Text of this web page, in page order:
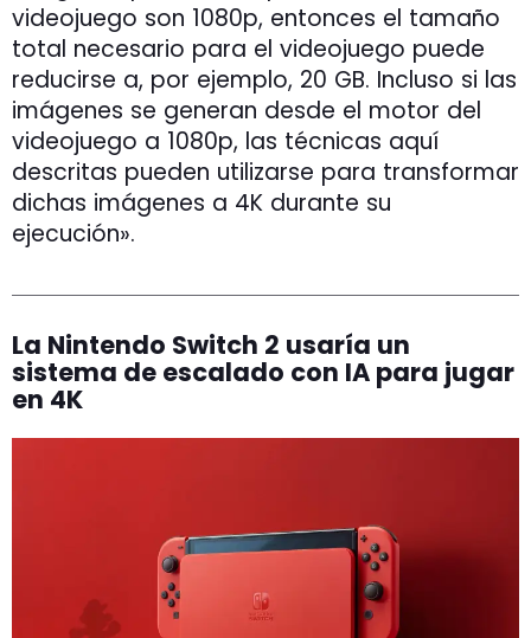
videojuego son 1080p, entonces el tamaño
total necesario para el videojuego puede
reducirse a, por ejemplo, 20 GB. Incluso si las
imágenes se generan desde el motor del
videojuego a 1080p, las técnicas aquí
descritas pueden utilizarse para transformar
dichas imágenes a 4K durante su
ejecución».
La Nintendo Switch 2 usaría un
sistema de escalado con IA para jugar
en 4K